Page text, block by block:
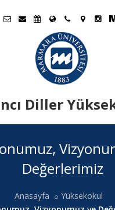
Diller
Değerlerimiz
Anasayfa
Yüksekokul